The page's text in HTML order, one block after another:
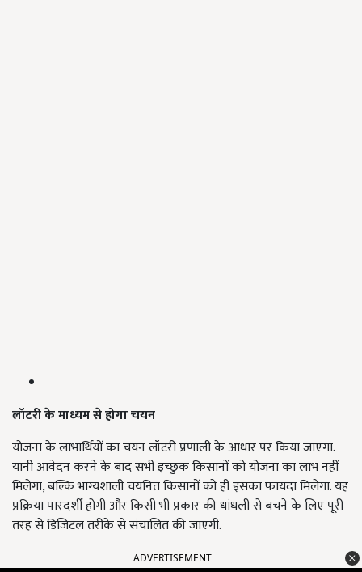
लॉटरी के माध्यम से होगा चयन
योजना के लाभार्थियों का चयन लॉटरी प्रणाली के आधार पर किया जाएगा.
यानी आवेदन करने के बाद सभी इच्छुक किसानों को योजना का लाभ नहीं
मिलेगा, बल्कि भाग्यशाली चयनित किसानों को ही इसका फायदा मिलेगा. यह
प्रक्रिया पारदर्शी होगी और किसी भी प्रकार की धांधली से बचने के लिए पूरी
तरह से डिजिटल तरीके से संचालित की जाएगी.
ADVERTISEMENT